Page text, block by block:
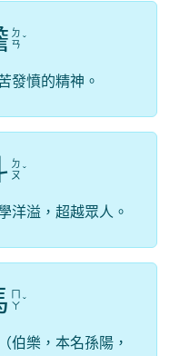
ㄉ
ㄢ ˇ
發憤的精神。
ㄉ
ㄡ ˇ
洋溢，超越眾人。
ㄚ ˇ
伯樂，本名孫陽，